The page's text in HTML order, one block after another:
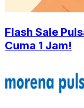
Flash Sale
Cuma 1 Jam!